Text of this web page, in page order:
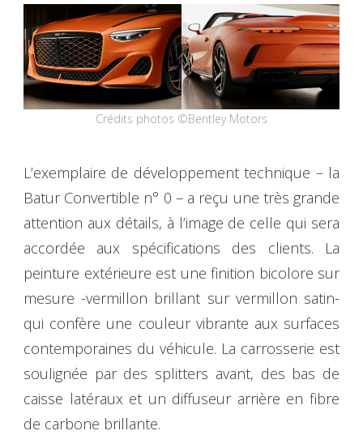
Crédits photos ©Bentley Motors
L’exemplaire de développement technique – la
Batur Convertible n° 0 – a reçu une très grande
attention aux détails, à l’image de celle qui sera
accordée aux spécifications des clients. La
peinture extérieure est une finition bicolore sur
mesure -vermillon brillant sur vermillon satin-
qui confère une couleur vibrante aux surfaces
contemporaines du véhicule. La carrosserie est
soulignée par des splitters avant, des bas de
caisse latéraux et un diffuseur arrière en fibre
de carbone brillante.